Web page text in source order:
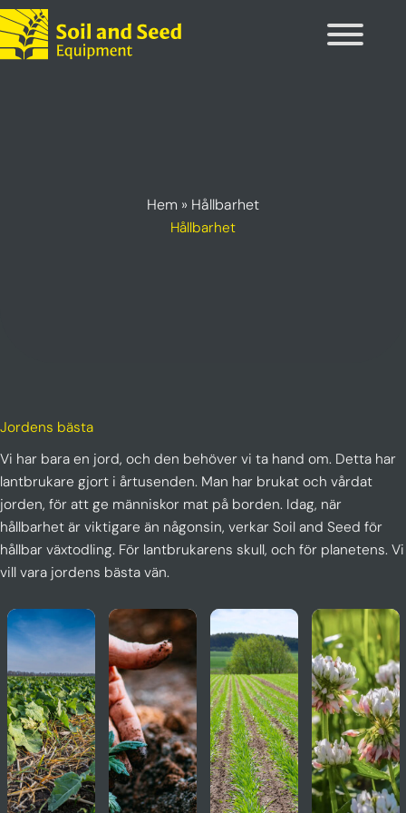
Hoppa
till
innehåll
Hem » Hållbarhet
Hållbarhet
Jordens bästa
Vi har bara en jord, och den behöver vi ta hand om. Detta har
lantbrukare gjort i årtusenden. Man har brukat och vårdat
jorden, för att ge människor mat på borden. Idag, när
hållbarhet är viktigare än någonsin, verkar Soil and Seed för
hållbar växtodling. För lantbrukarens skull, och för planetens. Vi
vill vara jordens bästa vän.